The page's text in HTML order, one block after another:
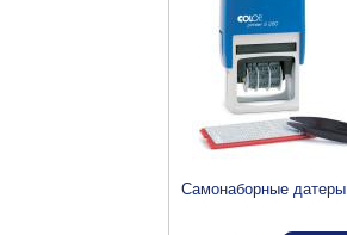
Самонаборные датеры